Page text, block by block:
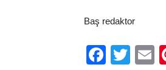
Baş redaktor